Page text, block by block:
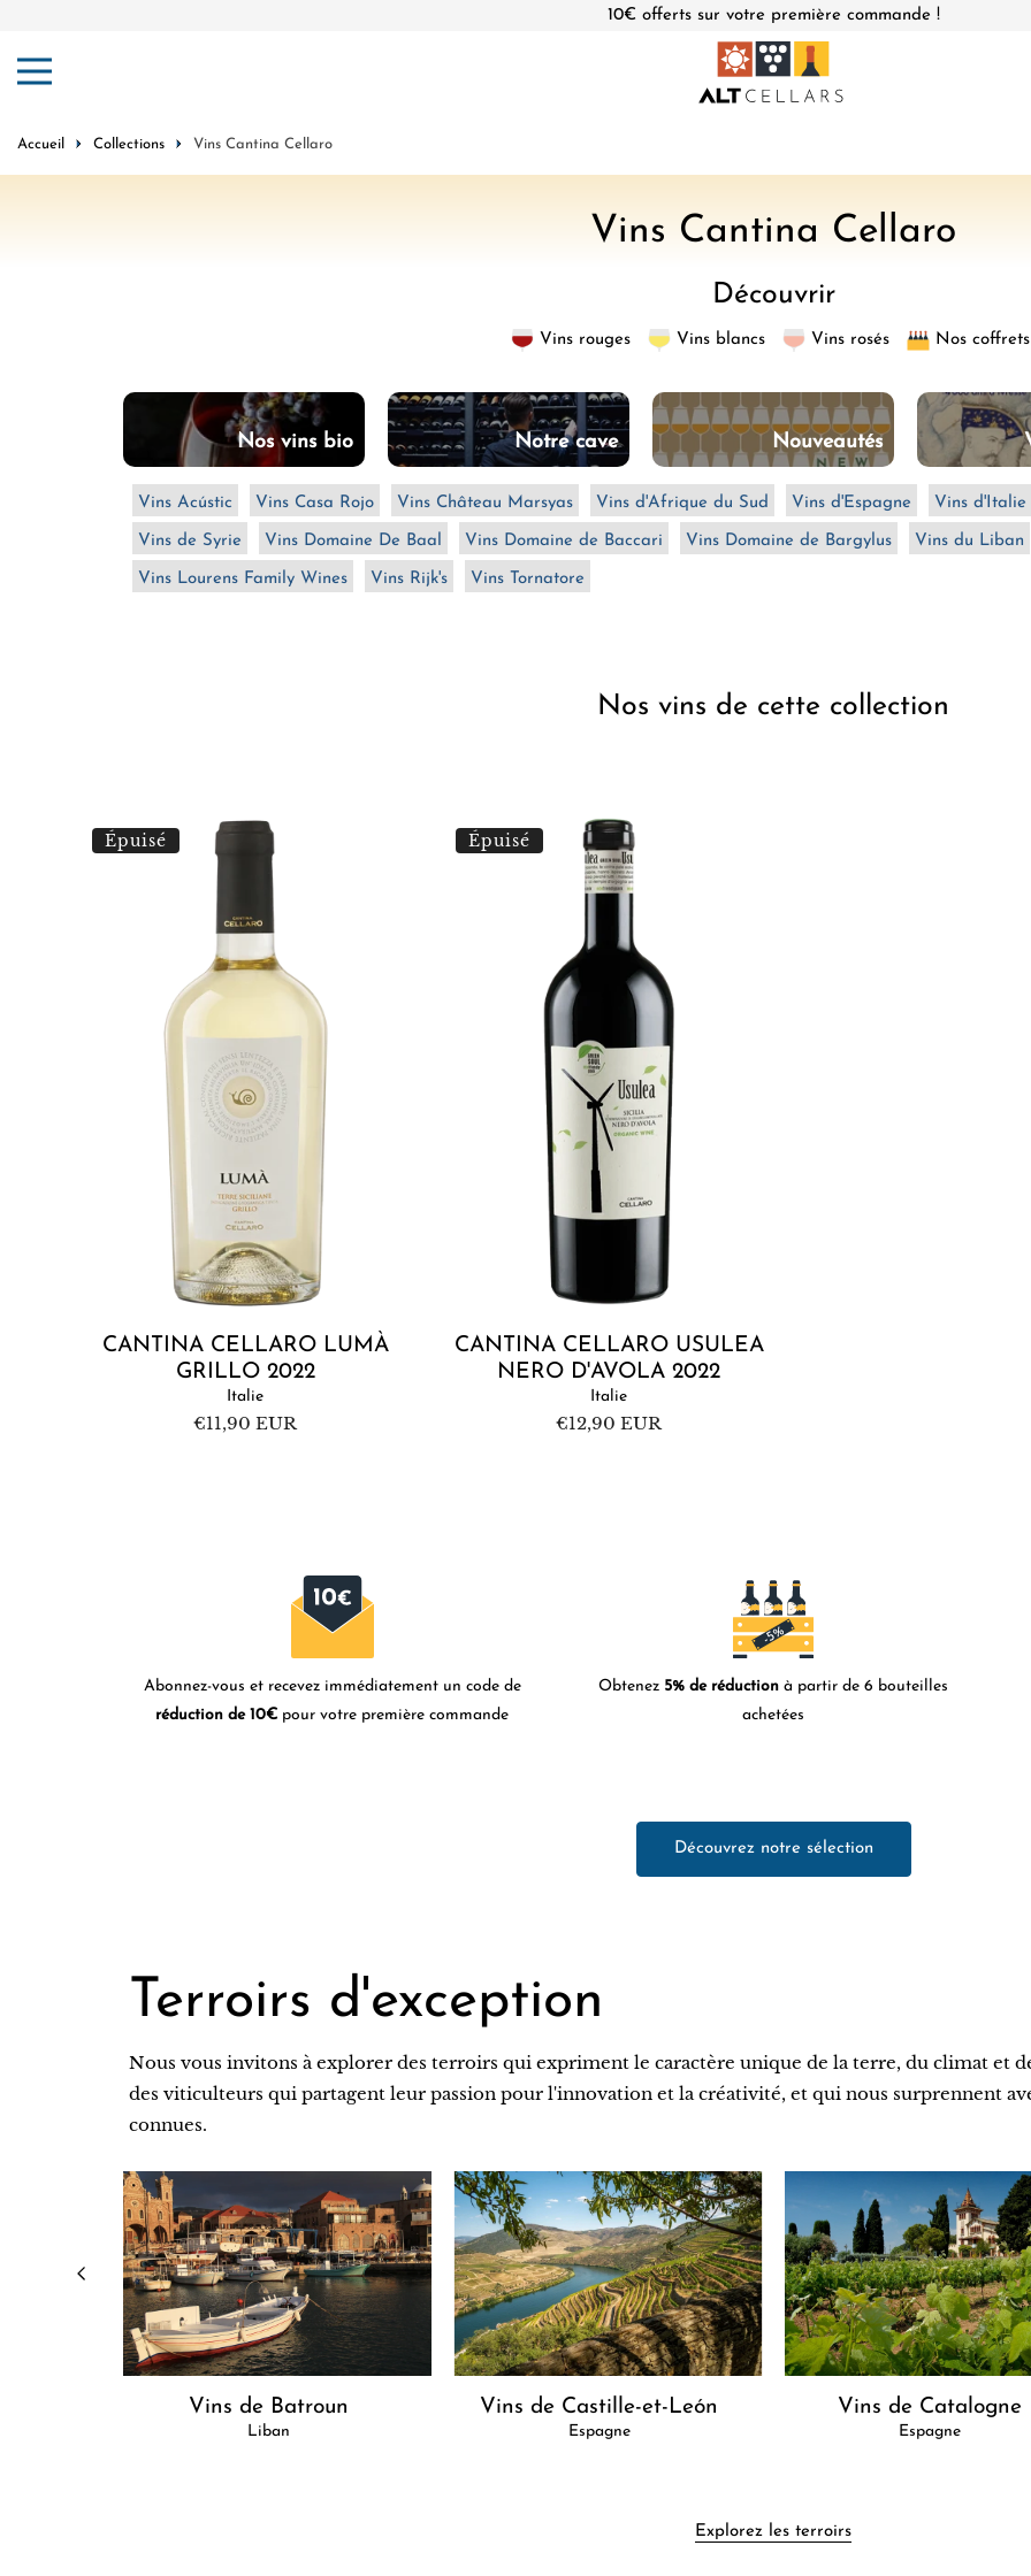
10€ offerts sur votre première commande !
Accueil Collections Vins Cantina Cellaro
L
c
u
e
i
l
Vins Cantina Cellaro
Découvrir
Vins rouges Vins blancs Vins rosés Nos coffrets
Nos vins bio Notre cave Nouveautés
Vins Acústic Vins Casa Rojo Vins Château Marsyas Vins d'Afrique du Sud Vins d'Espagne Vins d'Italie
Vins de Syrie Vins Domaine De Baal Vins Domaine de Baccari Vins Domaine de Bargylus Vins du Liban
Vins Lourens Family Wines Vins Rijk's Vins Tornatore
Nos vins de cette collection
Cantina
Épuisé
Épuisé
CANTINA CELLARO LUMÀ
GRILLO 2022
Italie
Prix
habituel
€11,90 EUR
Cantina
Épuisé
Épuisé
CANTINA CELLARO USULEA
NERO D'AVOLA 2022
Italie
Prix
habituel
€12,90 EUR
Abonnez-vous et recevez immédiatement un code de
réduction de 10€ pour votre première commande
Obtenez 5% de réductionà partir de 6 bouteilles
achetées
Découvrez notre sélection
Terroirs d'exception
Nous vous invitons à explorer des terroirs qui expriment le caractère unique de la terre, du climat et
des viticulteurs qui partagent leur passion pour l'innovation et la créativité, et qui nous surprennent
connues.
Vins de Batroun
Liban
Vins de Castille-et-León
Espagne
Vins de Catalogne
Espagne
Explorez les terroirs